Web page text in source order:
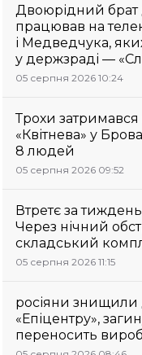
Двоюрідний брат
працював на
і Медведчука,
у держзраді —
05 серпня 2026 10:24
Трохи затримався
«Квітнева» у
8 людей
05 серпня 2026 09:52
Втретє за
Через нічний
складський
05 серпня 2026 11:15
росіяни знищили
«Епіцентру»,
переносить